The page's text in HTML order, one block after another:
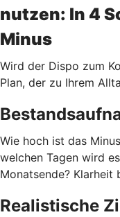
nutzen: In 4
Minus
Wird der Dispo zum
Plan, der zu Ihrem
Wie hoch ist das
welchen Tagen wird
Monatsende? Klarheit
Realistische